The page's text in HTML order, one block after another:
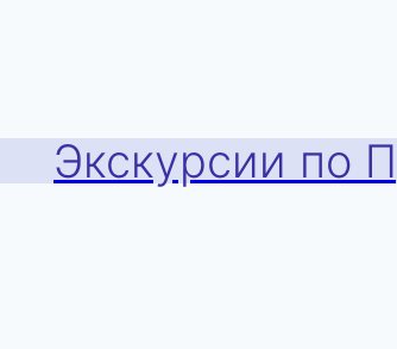
Экскурсии по